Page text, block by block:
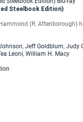
Steelbook Edition)
(R. Attenborough)
, Jeff Goldblum, Judy
Leoni, William H. Macy